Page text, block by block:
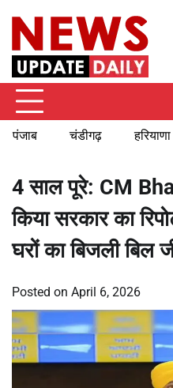
content
पंजाब चंडीगढ़ हरियाणा
4 साल पूरे: CM
किया सरकार का
घरों का बिजली बिल
Posted on April 6, 2026